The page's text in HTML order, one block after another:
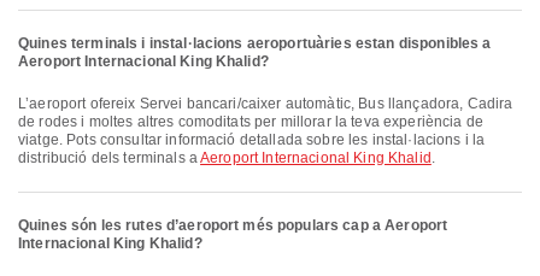
Quines terminals i instal·lacions aeroportuàries estan disponibles a
Aeroport Internacional King Khalid?
L’aeroport ofereix Servei bancari/caixer automàtic, Bus llançadora, Cadira
de rodes i moltes altres comoditats per millorar la teva experiència de
viatge. Pots consultar informació detallada sobre les instal·lacions i la
distribució dels terminals aAeroport Internacional King Khalid .
Quines són les rutes d’aeroport més populars cap a Aeroport
Internacional King Khalid?